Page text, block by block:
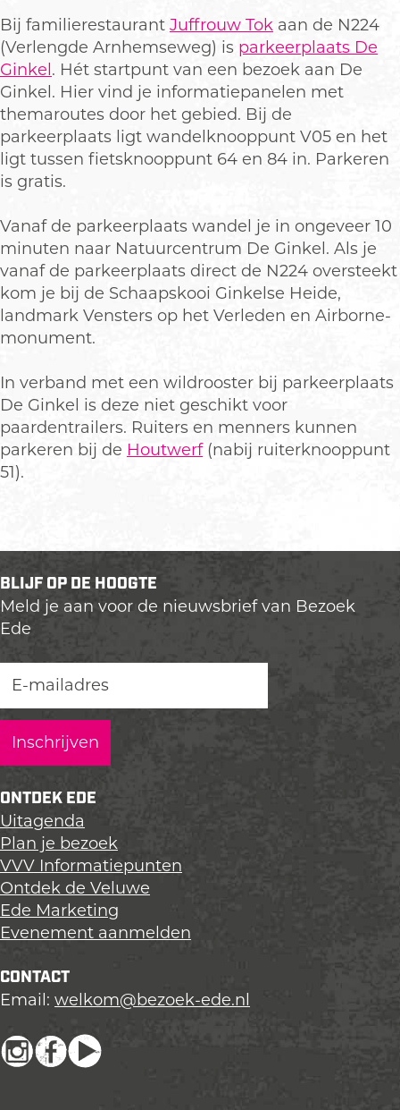
Bij familierestaurant Juffrouw Tok aan de N224
(Verlengde Arnhemseweg) is parkeerplaats De
Ginkel . Hét startpunt van een bezoek aan De
Ginkel. Hier vind je informatiepanelen met
themaroutes door het gebied. Bij de
parkeerplaats ligt wandelknooppunt V05 en het
ligt tussen fietsknooppunt 64 en 84 in. Parkeren
is gratis.
Vanaf de parkeerplaats wandel je in ongeveer 10
minuten naar Natuurcentrum De Ginkel. Als je
vanaf de parkeerplaats direct de N224 oversteekt
kom je bij de Schaapskooi Ginkelse Heide,
landmark Vensters op het Verleden en Airborne-
monument.
In verband met een wildrooster bij parkeerplaats
De Ginkel is deze niet geschikt voor
paardentrailers. Ruiters en menners kunnen
parkeren bij de Houtwerf(nabij ruiterknooppunt
51).
BLIJF OP DE HOOGTE
Meld je aan voor de nieuwsbrief van Bezoek
Ede
ONTDEK EDE
Uitagenda
Plan je bezoek
VVV Informatiepunten
Ontdek de Veluwe
Ede Marketing
Evenement aanmelden
CONTACT
Email: welkom@bezoek-ede.nl
I
F
Y